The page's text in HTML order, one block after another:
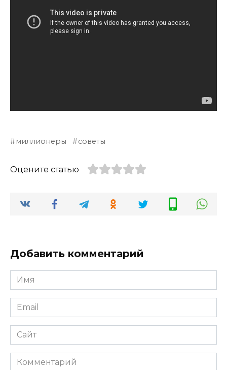
миллионеры советы
Оцените статью
Добавить комментарий
Имя
*
Email
*
Сайт
Комментарий